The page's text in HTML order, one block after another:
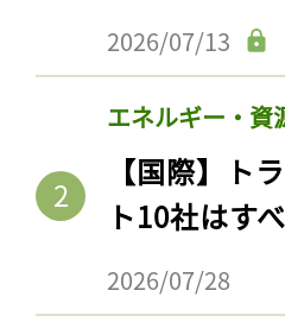
2026/07/13
エネルギー・資
【国際】ト
ト10社はす
2026/07/28